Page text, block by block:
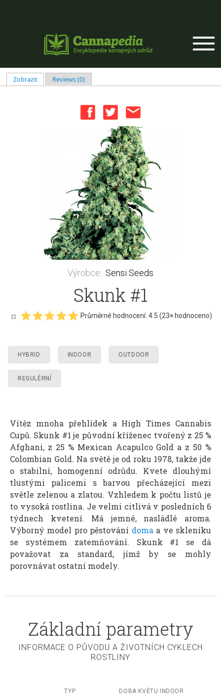
Hlavní záložky
Zobrazit(aktivní záložka)
Reviews (0)
Výrobce: Sensi Seeds
Skunk #1
Průměrné hodnocení: 4.5 (23× hodnoceno)
HYBRID INDOOR OUTDOOR
REGULÉRNÍ
Vítěz mnoha přehlídek a High Times Cannabis
Cupů. Skunk #1 je původní kříženec tvořený z 25 %
Afghani, z 25 % Mexican Acapulco Gold a z 50 %
Colombian Gold. Na světě je od roku 1978, takže jde
o stabilní, homogenní odrůdu. Kvete dlouhýmí
tlustými palicemi s barvou přecházející mezi
světle zelenou a zlatou. Vzhledem k počtu listů je
to vysoká rostlina. Je velmi citlivá v posledních 6
týdnech kvetení. Má jemné, nasládlé aroma.
Výborný model pro pěstování doma a ve skleníku
se systémem zatemňování. Skunk #1 se dá
považovat za standard, jímž by se mohly
porovnávat ostatní modely.
Základní parametry
INFORMACE O PŮVODU A ŽIVOTNÍCH CYKLECH
ROSTLINY
TYP DOBA KVĚTU INDOOR